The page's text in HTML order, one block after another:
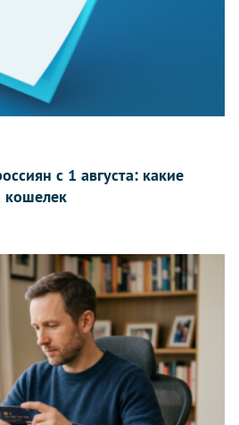
Написать
с 1 августа: какие
кошелек